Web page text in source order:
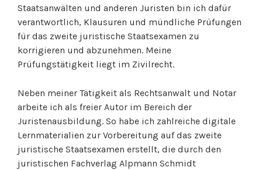
Staatsanwälten und anderen Juristen bin ich dafür
verantwortlich, Klausuren und mündliche Prüfungen
für das zweite juristische Staatsexamen zu
korrigieren und abzunehmen. Meine
Prüfungstätigkeit liegt im Zivilrecht.
Neben meiner Tätigkeit als Rechtsanwalt und Notar
arbeite ich als freier Autor im Bereich der
Juristenausbildung. So habe ich zahlreiche digitale
Lernmaterialien zur Vorbereitung auf das zweite
juristische Staatsexamen erstellt, die durch den
juristischen Fachverlag Alpmann Schmidt